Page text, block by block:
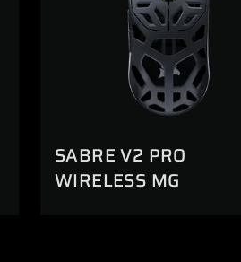
SABRE V2 PRO
WIRELESS MG